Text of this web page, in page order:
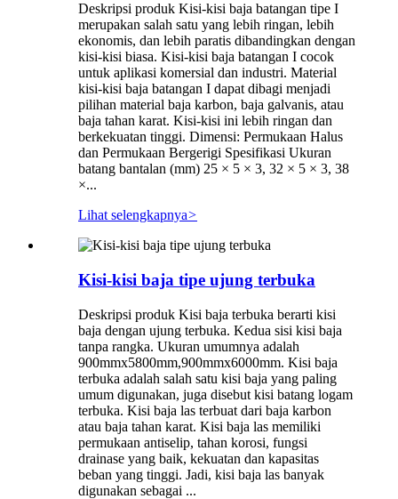
Deskripsi produk Kisi-kisi baja batangan tipe I
merupakan salah satu yang lebih ringan, lebih
ekonomis, dan lebih paratis dibandingkan dengan
kisi-kisi biasa. Kisi-kisi baja batangan I cocok
untuk aplikasi komersial dan industri. Material
kisi-kisi baja batangan I dapat dibagi menjadi
pilihan material baja karbon, baja galvanis, atau
baja tahan karat. Kisi-kisi ini lebih ringan dan
berkekuatan tinggi. Dimensi: Permukaan Halus
dan Permukaan Bergerigi Spesifikasi Ukuran
batang bantalan (mm) 25 × 5 × 3, 32 × 5 × 3, 38
×...
Lihat selengkapnya>
Kisi-kisi baja tipe ujung terbuka
Deskripsi produk Kisi baja terbuka berarti kisi
baja dengan ujung terbuka. Kedua sisi kisi baja
tanpa rangka. Ukuran umumnya adalah
900mmx5800mm,900mmx6000mm. Kisi baja
terbuka adalah salah satu kisi baja yang paling
umum digunakan, juga disebut kisi batang logam
terbuka. Kisi baja las terbuat dari baja karbon
atau baja tahan karat. Kisi baja las memiliki
permukaan antiselip, tahan korosi, fungsi
drainase yang baik, kekuatan dan kapasitas
beban yang tinggi. Jadi, kisi baja las banyak
digunakan sebagai ...